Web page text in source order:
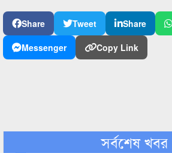
Share Tweet Share
Messenger
Copy Link
সর্বশেষ খবর